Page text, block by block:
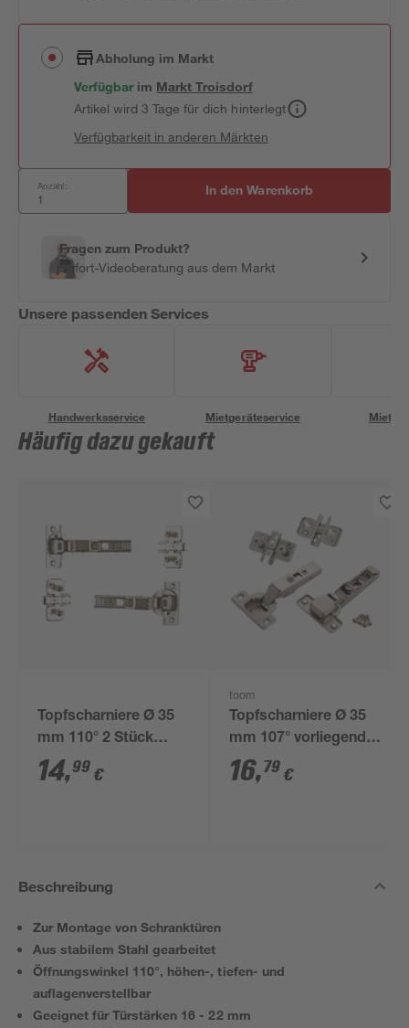
Abholung im Markt
Verfügbar im MarktTroisdorf
Artikel wird 3 Tage für dich hinterlegt
Verfügbarkeit in anderen Märkten
Anzahl: In den Warenkorb
Fragen zum Produkt?
Sofort-Videoberatung aus dem Markt
Unsere passenden Services
Handwerksservice Mietgeräteservice
Häufig dazu gekauft
Topfscharniere Ø 35
mm 110° 2 Stück
Mittelanschlag
gedämpft
14,99 €
toom
Topfscharniere Ø 35
mm 107° vorliegender
Anschlag 2 Stück
16,79 €
Beschreibung
Zur Montage von Schranktüren
Aus stabilem Stahl gearbeitet
Öffnungswinkel 110°, höhen-, tiefen- und
auflagenverstellbar
Geeignet für Türstärken 16 - 22 mm